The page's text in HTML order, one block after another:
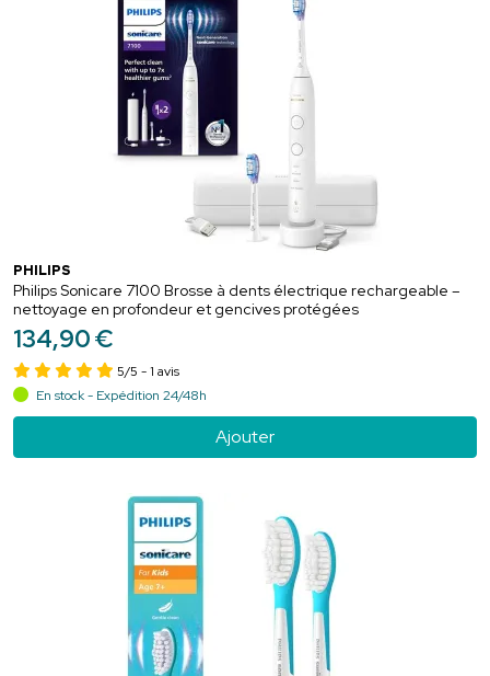
PHILIPS
Philips Sonicare 7100 Brosse à dents électrique rechargeable –
nettoyage en profondeur et gencives protégées
134,90€
5/5 - 1 avis
En stock - Expédition 24/48h
Ajouter